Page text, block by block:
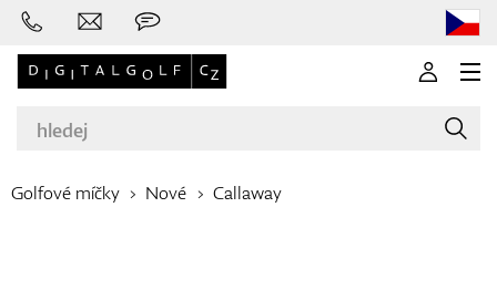
Golfové míčky Nové Callaway